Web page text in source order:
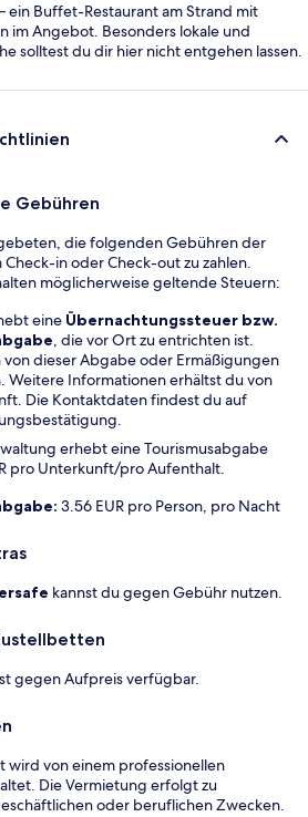
ein Buffet-Restaurant am Strand mit
im Angebot. Besonders lokale und
solltest du dir hier nicht entgehen lassen.
Gebühren
die folgenden Gebühren der
in oder Check-out zu zahlen.
möglicherweise geltende Steuern:
eine Übernachtungssteuer bzw.
, die vor Ort zu entrichten ist.
dieser Abgabe oder Ermäßigungen
Weitere Informationen erhältst du von
Die Kontaktdaten findest du auf
erhebt eine Tourismusabgabe
pro Unterkunft/pro Aufenthalt.
3.56 EUR pro Person, pro Nacht
kannst du gegen Gebühr nutzen.
gegen Aufpreis verfügbar.
wird von einem professionellen
Die Vermietung erfolgt zu
oder beruflichen Zwecken.